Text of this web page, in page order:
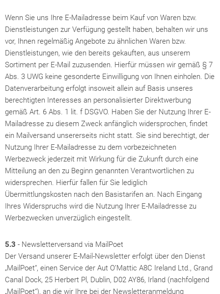
Wenn Sie uns Ihre E-Mailadresse beim Kauf von Waren bzw.
Dienstleistungen zur Verfügung gestellt haben, behalten wir uns
vor, Ihnen regelmäßig Angebote zu ähnlichen Waren bzw.
Dienstleistungen, wie den bereits gekauften, aus unserem
Sortiment per E-Mail zuzusenden. Hierfür müssen wir gemäß § 7
Abs. 3 UWG keine gesonderte Einwilligung von Ihnen einholen. Die
Datenverarbeitung erfolgt insoweit allein auf Basis unseres
berechtigten Interesses an personalisierter Direktwerbung
gemäß Art. 6 Abs. 1 lit. f DSGVO. Haben Sie der Nutzung Ihrer E-
Mailadresse zu diesem Zweck anfänglich widersprochen, findet
ein Mailversand unsererseits nicht statt. Sie sind berechtigt, der
Nutzung Ihrer E-Mailadresse zu dem vorbezeichneten
Werbezweck jederzeit mit Wirkung für die Zukunft durch eine
Mitteilung an den zu Beginn genannten Verantwortlichen zu
widersprechen. Hierfür fallen für Sie lediglich
Übermittlungskosten nach den Basistarifen an. Nach Eingang
Ihres Widerspruchs wird die Nutzung Ihrer E-Mailadresse zu
Werbezwecken unverzüglich eingestellt.
5.3 - Newsletterversand via MailPoet
Der Versand unserer E-Mail-Newsletter erfolgt über den Dienst
„MailPoet“, einen Service der Aut O’Mattic A8C Ireland Ltd., Grand
Canal Dock, 25 Herbert Pl, Dublin, D02 AY86, Irland (nachfolgend
„MailPoet“), an die wir Ihre bei der Newsletteranmeldung